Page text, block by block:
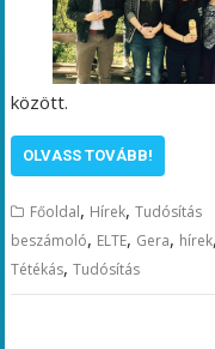
között.
OLVASS TOVÁBB!
Főoldal, Hírek,Tudósítás
beszámoló, ELTE, Gera, hírek,
Tétékás,Tudósítás